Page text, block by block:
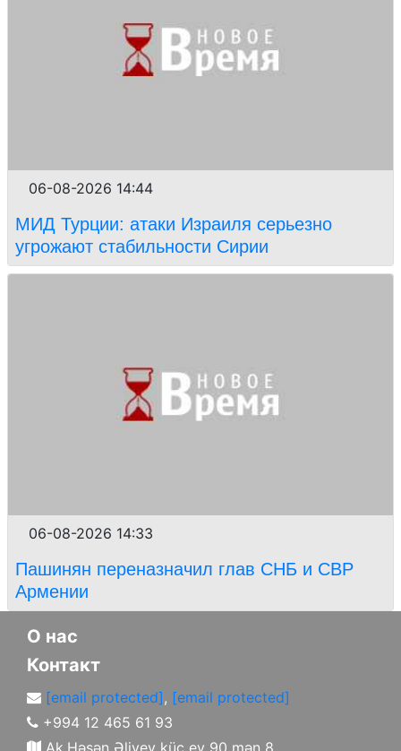
06-08-2026 14:44
МИД Турции: атаки Израиля серьезно
угрожают стабильности Сирии
06-08-2026 14:33
Пашинян переназначил глав СНБ и СВР
Армении
О нас
Контакт
[email protected], [email protected]
+994 12 465 61 93
Ak.Həsən Əliyev küç ev 90 mən 8